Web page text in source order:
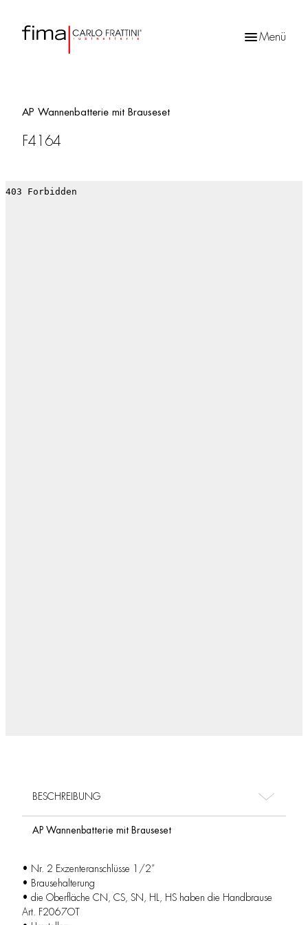
Menü
AP Wannenbatterie mit Brauseset
F4164
BESCHREIBUNG
AP Wannenbatterie mit Brauseset
• Nr. 2 Exzenteranschlüsse 1/2”
• Brausehalterung
• die Oberfläche CN, CS, SN, HL, HS haben die Handbrause
Art. F2067OT